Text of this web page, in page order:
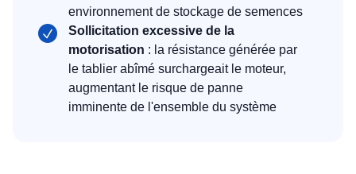
environnement de stockage de semences
Sollicitation excessive de la
motorisation : la résistance générée par
le tablier abîmé surchargeait le moteur,
augmentant le risque de panne
imminente de l'ensemble du système